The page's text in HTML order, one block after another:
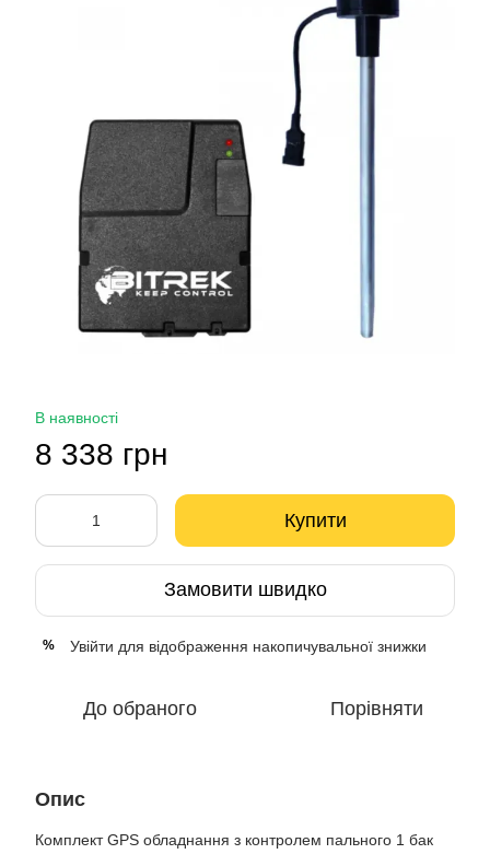
В наявності
8 338 грн
Купити
Замовити швидко
% Увійти для відображення накопичувальної знижки
До обраного Порівняти
Опис
Комплект GPS обладнання з контролем пального 1 бак